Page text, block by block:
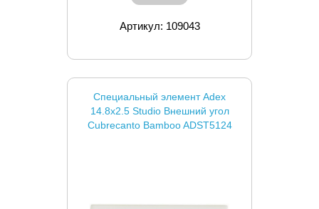
Артикул: 109043
Специальный элемент Adex
14.8x2.5 Studio Внешний угол
Cubrecanto Bamboo ADST5124